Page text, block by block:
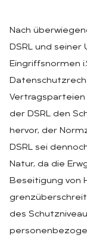
Nach
DSRL und seiner
Eingriffsnormen
der DSRL den
hervor, der
DSRL sei
Natur, da die
Beseitigung von
des